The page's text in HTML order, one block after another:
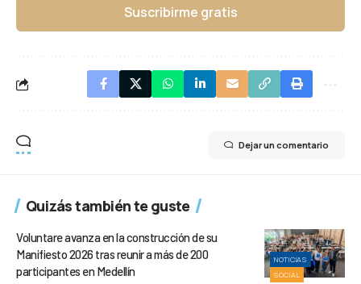
Suscribirme gratis
Dejar un comentario
Quizás también te guste
NOTICIAS
SOCIAL
Voluntare avanza en la construcción de su
Manifiesto 2026 tras reunir a más de 200
participantes en Medellín